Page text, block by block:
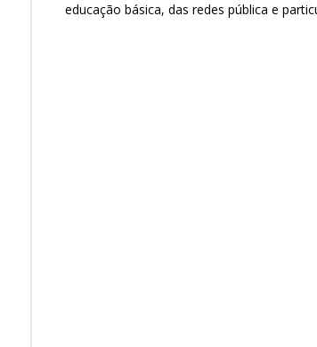
educação básica, das redes pública e